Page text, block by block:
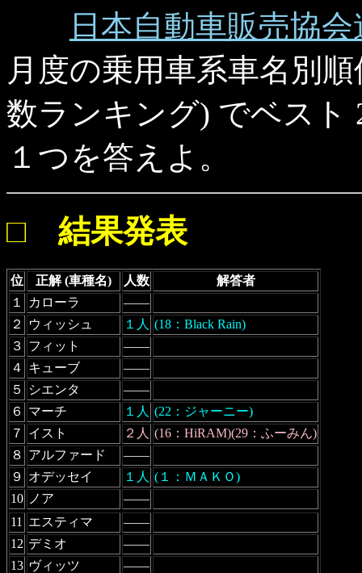
日本自動車販売協
月度の乗用車系車名別
数ランキング) でベスト
１つを答えよ。
□ 結果発表
位 正解 (車種名) 人数
解答者
１
カローラ
――
２
ウィッシュ １人 (18：Black Rain)
３ フィット
――
４ キューブ
――
５
シエンタ
――
６
マーチ １人 (22：ジャーニー)
７
イスト ２人 (16：HiRAM)(29：ふーみん)
８ アルファード
――
９
オデッセイ １人 (１：ＭＡＫＯ)
10 ノア
――
11
エスティマ
――
12 デミオ
――
13 ヴィッツ
――